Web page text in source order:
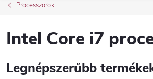
Processzorok
Intel Core i7
Legnépszerűbb